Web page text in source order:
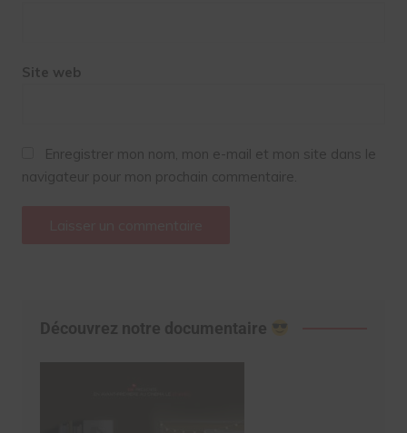
Site web
Enregistrer mon nom, mon e-mail et mon site dans le
navigateur pour mon prochain commentaire.
Découvrez notre documentaire